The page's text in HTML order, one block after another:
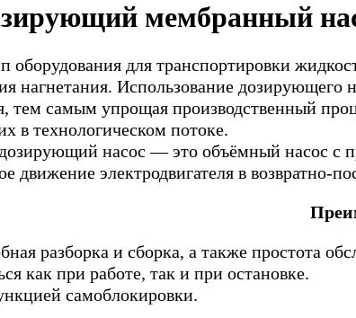
мембранный
для транспортировки
нагнетания. Использование
тем самым упрощая производственный
в технологическом потоке.
насос — это объёмный насос с
движение электродвигателя в возвратно-
разборка и сборка, а также простота
как при работе, так и при остановке.
самоблокировки.